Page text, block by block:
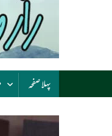
پہلا صفحہ